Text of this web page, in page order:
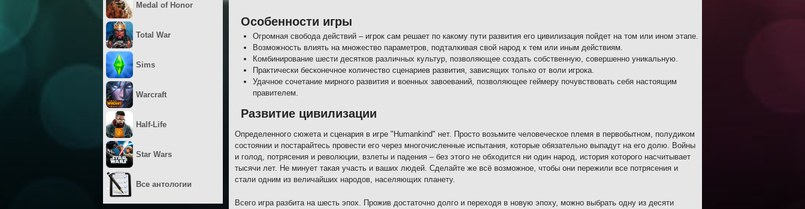
Особенности игры
Огромная свобода действий – игрок сам решает по какому пути развития его цивилизация пойдет на том или ином этапе.
Возможность влиять на множество параметров, подталкивая свой народ к тем или иным действиям.
Комбинирование шести десятков различных культур, позволяющее создать собственную, совершенно уникальную.
Практически бесконечное количество сценариев развития, зависящих только от воли игрока.
Удачное сочетание мирного развития и военных завоеваний, позволяющее геймеру почувствовать себя настоящим
правителем.
Развитие цивилизации
Определенного сюжета и сценария в игре "Humankind" нет. Просто возьмите человеческое племя в первобытном, полудиком
состоянии и постарайтесь провести его через многочисленные испытания, которые обязательно выпадут на его долю. Войны
и голод, потрясения и революции, взлеты и падения – без этого не обходится ни один народ, история которого насчитывает
тысячи лет. Не минует такая участь и ваших людей. Сделайте же всё возможное, чтобы они пережили все потрясения и
стали одним из величайших народов, населяющих планету.
Всего игра разбита на шесть эпох. Прожив достаточно долго и переходя в новую эпоху, можно выбрать одну из десяти
Medal of Honor
Total War
Sims
Warcraft
Half-Life
Star Wars
Все антологии